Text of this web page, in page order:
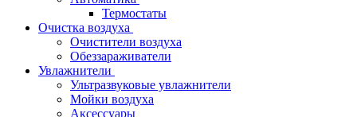
Термостаты
Очистка воздуха
Очистители воздуха
Обеззараживатели
Увлажнители
Ультразвуковые увлажнители
Мойки воздуха
Аксессуары